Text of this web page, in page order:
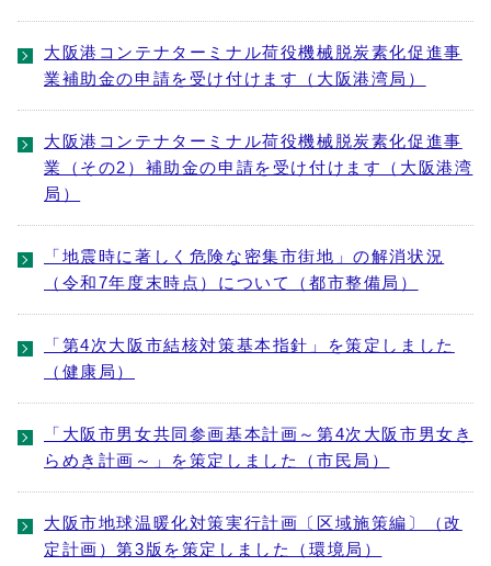
大阪港コンテナターミナル荷役機械脱炭素化促進事
業補助金の申請を受け付けます（大阪港湾局）
大阪港コンテナターミナル荷役機械脱炭素化促進事
業（その2）補助金の申請を受け付けます（大阪港湾
局）
「地震時に著しく危険な密集市街地」の解消状況
（令和7年度末時点）について（都市整備局）
「第4次大阪市結核対策基本指針」を策定しました
（健康局）
「大阪市男女共同参画基本計画～第4次大阪市男女き
らめき計画～」を策定しました（市民局）
大阪市地球温暖化対策実行計画〔区域施策編〕（改
定計画）第3版を策定しました（環境局）